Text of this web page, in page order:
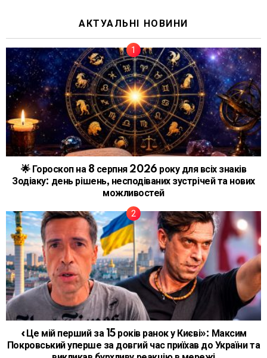
АКТУАЛЬНІ НОВИНИ
🌟 Гороскоп на 8 серпня 2026 року для всіх знаків
Зодіаку: день рішень, несподіваних зустрічей та нових
можливостей
«Це мій перший за 15 років ранок у Києві»: Максим
Покровський уперше за довгий час приїхав до України та